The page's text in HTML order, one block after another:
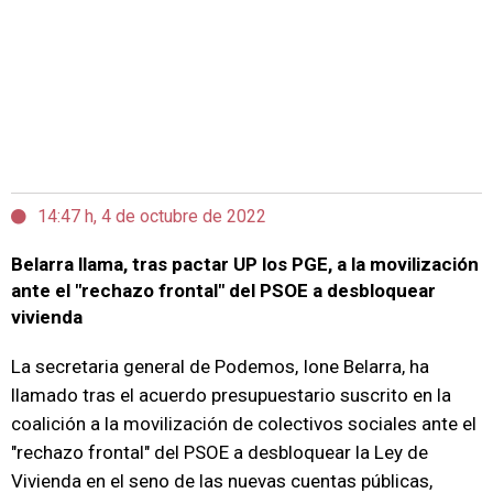
14:47 h, 4 de octubre de 2022
Belarra llama, tras pactar UP los PGE, a la movilización
ante el "rechazo frontal" del PSOE a desbloquear
vivienda
La secretaria general de Podemos, Ione Belarra, ha
llamado tras el acuerdo presupuestario suscrito en la
coalición a la movilización de colectivos sociales ante el
"rechazo frontal" del PSOE a desbloquear la Ley de
Vivienda en el seno de las nuevas cuentas públicas,